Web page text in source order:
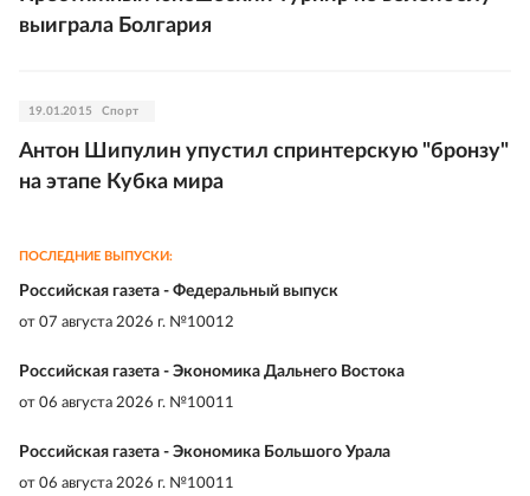
выиграла Болгария
19.01.2015 Спорт
Антон Шипулин упустил спринтерскую "бронзу"
на этапе Кубка мира
ПОСЛЕДНИЕ ВЫПУСКИ:
Российская газета - Федеральный выпуск
от 07 августа 2026 г. №10012
Российская газета - Экономика Дальнего Востока
от 06 августа 2026 г. №10011
Российская газета - Экономика Большого Урала
от 06 августа 2026 г. №10011